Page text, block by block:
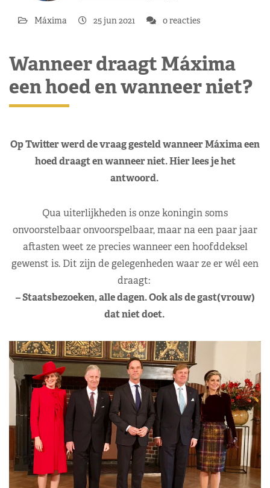
Máxima 25 jun 2021 0 reacties
Wanneer draagt Máxima
een hoed en wanneer niet?
Op Twitter werd de vraag gesteld wanneer Máxima een
hoed draagt en wanneer niet. Hier lees je het
antwoord.
Qua uiterlijkheden is onze koningin soms
onvoorstelbaar onvoorspelbaar, maar na een paar jaar
aftasten weet ze precies wanneer een hoofddeksel
gewenst is. Dit zijn de gelegenheden waar ze er wél een
draagt:
– Staatsbezoeken, alle dagen. Ook als de gast(vrouw)
dat niet doet.